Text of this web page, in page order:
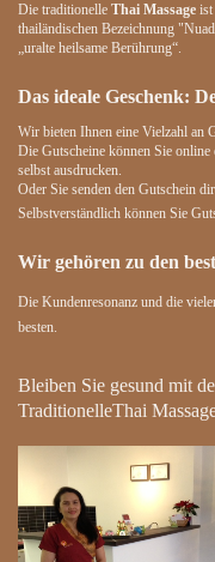
Die traditionelle Thai Massage ist
thailändischen Bezeichnung
„uralte heilsame Berührung“.
Das ideale Geschenk:
Wir bieten Ihnen eine Vielzahl an
Die Gutscheine können Sie
selbst ausdrucken.
Oder Sie senden den Gutschein
Selbstverständlich können Sie
Wir gehören zu den
Die Kundenresonanz und die
besten.
Bleiben Sie gesund mit
TraditionelleThai